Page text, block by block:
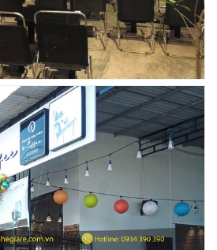
BÀN BAR BEER CLUB BCF SX GIÁ RẺ - MÃ SỐ:
BCF SX
750.000 VNĐ
GHẾ EAMES - GHẾ NHỰA CAFE CHÂN GỖ GIÁ RẺ
- MÃ SỐ: M002
550.000 VNĐ
GHẾ XẾP GẤP GIÁ RẺ - MÃ SỐ: X001
380.000 VNĐ